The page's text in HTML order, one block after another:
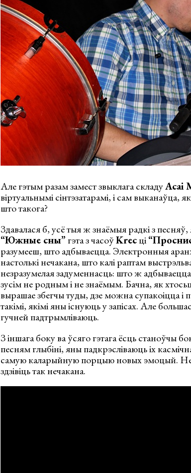
Але гэтым разам замест звыклага складуАсаі
віртуальнымі сінтэзатарамі, і сам выканаўца,
што такога?
Здавалася б, усё тыя ж знаёмыя радкі з
“Южные сны” гэта з часоўKrecці
разумееш, што адбываецца. Электронныя
настолькі нечакана, што калі раптам
незразумелая задуменнасць: што ж
зусім не родным і не знаёмым. Бачна, як
вырашае збегчы туды, дзе можна супакоіцца і
такімі, якімі яны існуюць у запісах. Але
гучней падтрымліваюць.
З іншага боку ва ўсяго гэтага ёсць станоўчы
песням глыбіні, яны падкрэсліваюць іх
самую каларыйную порцыю новых эмоцый. Не
здзівіць так нечакана.